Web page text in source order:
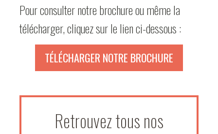
Pour consulter notre brochure ou même la
télécharger, cliquez sur le lien ci-dessous :
TÉLÉCHARGER NOTRE BROCHURE
Retrouvez tous nos